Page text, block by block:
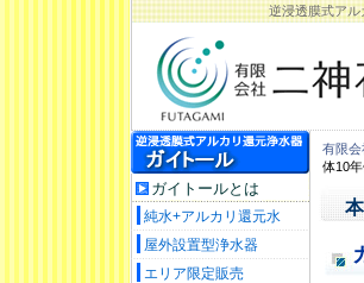
逆浸透膜式ア
ガイトールとは
純水+アルカリ還元水
屋外設置型浄水器
エリア限定販売
有限
体10